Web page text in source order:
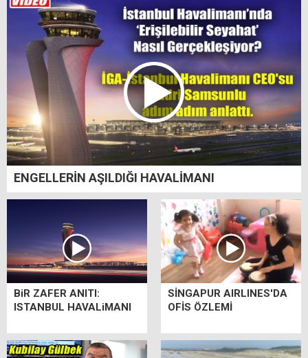
ENGELLERİN AŞILDIĞI HAVALİMANI
BiR ZAFER ANITI:
ISTANBUL HAVALiMANI
SİNGAPUR AIRLINES'DA
OFİS ÖZLEMİ